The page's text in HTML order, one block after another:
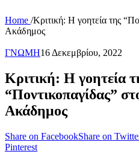
Home /Κριτική: Η γοητεία της
Ακάδημος
ΓΝΩΜΗ16 Δεκεμβρίου, 2022
Κριτική: Η γοητεία
“Ποντικοπαγίδας”
Ακάδημος
Share on FacebookShare on
Pinterest